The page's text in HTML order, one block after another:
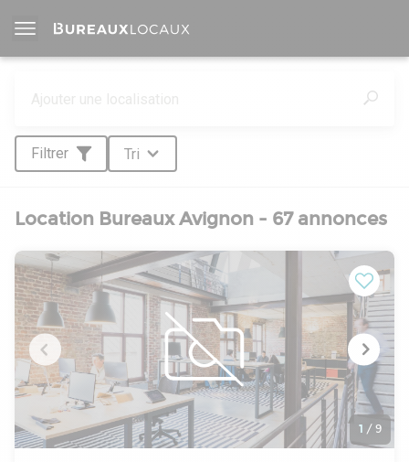
Filtrer Tri
Location Bureaux Avignon - 67 annonces
1 / 9